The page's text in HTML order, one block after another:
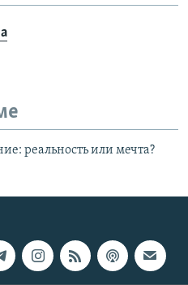
реальность или мечта?